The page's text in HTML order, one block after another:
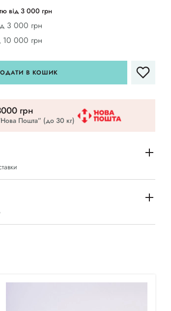
від 3 000 грн
3 000 грн
10 000 грн
В КОШИК
грн
Пошта” (до 30 кг)